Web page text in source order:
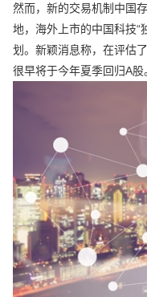
然而，新的交易机制中国
地，海外上市的中国科技“
划。新颖消息称，在评估
很早将于今年夏季回归A股